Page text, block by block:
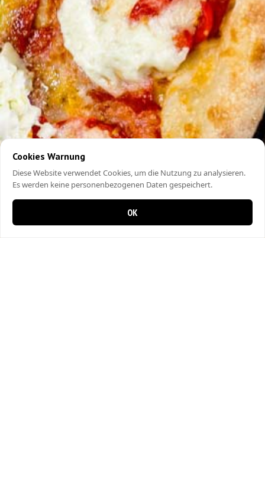
Cookies Warnung
Diese Website verwendet Cookies, um die Nutzung zu analysieren.
Es werden keine personenbezogenen Daten gespeichert.
OK